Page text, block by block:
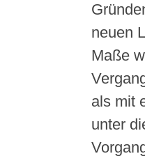
neuen
Maße
als mit
unter